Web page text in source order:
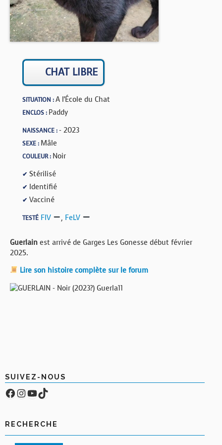
BOUTIQUE
FORUM
CHAT LIBRE
SITUATION :A l'École du Chat
ENCLOS : Paddy
NAISSANCE :- 2023
SEXE : Mâle
COULEUR : Noir
✔ Stérilisé
✔ Identifié
✔ Vacciné
TESTÉ FIV , FeLV
Guerlain est arrivé de Garges Les Gonesse début février
2025.
Lire son histoire complète sur le forum
SUIVEZ-NOUS
Facebook
Compte Instagram
YouTube
TikTok
RECHERCHE